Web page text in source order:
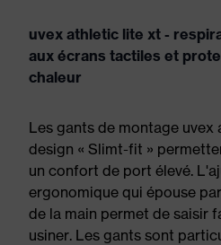
uvex athletic lite xt -
aux écrans tactiles et
chaleur
Les gants de montage uvex
design « Slimt-fit »
un confort de port élevé.
ergonomique qui épouse
de la main permet de saisir
usiner. Les gants sont